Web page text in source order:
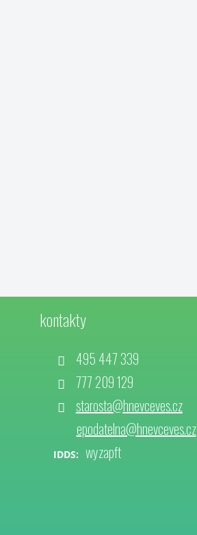
kontakty
495 447 339
777 209 129
starosta@hnevceves.cz
epodatelna@hnevceves.cz
IDDS: wyzapft